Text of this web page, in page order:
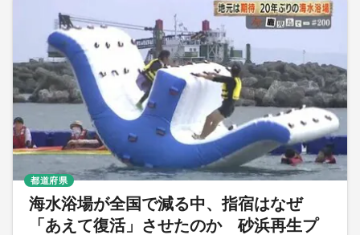
海水浴場が全国で減る中、指宿はなぜ
「あえて復活」させたのか 砂浜再生プ
都道府県